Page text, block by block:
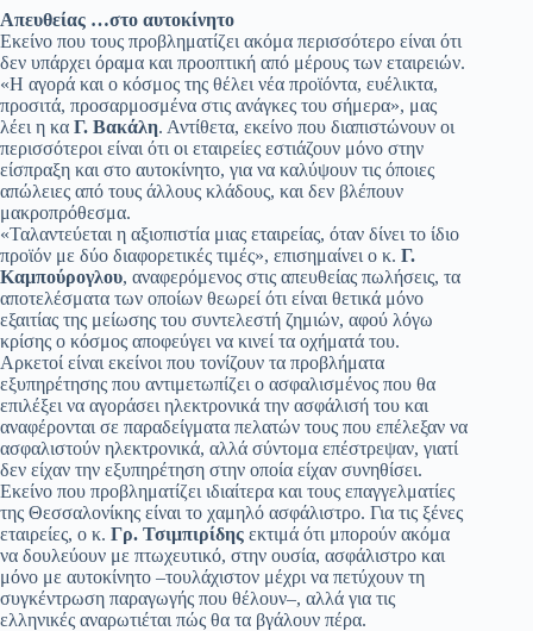
Απευθείας …στο αυτοκίνητο
Εκείνο που τους προβληματίζει ακόμα περισσότερο είναι ότι
δεν υπάρχει όραμα και προοπτική από μέρους των εταιρειών.
«Η αγορά και ο κόσμος της θέλει νέα προϊόντα, ευέλικτα,
προσιτά, προσαρμοσμένα στις ανάγκες του σήμερα», μας
λέει η κα Γ. Βακάλη. Αντίθετα, εκείνο που διαπιστώνουν οι
περισσότεροι είναι ότι οι εταιρείες εστιάζουν μόνο στην
είσπραξη και στο αυτοκίνητο, για να καλύψουν τις όποιες
απώλειες από τους άλλους κλάδους, και δεν βλέπουν
μακροπρόθεσμα.
«Ταλαντεύεται η αξιοπιστία μιας εταιρείας, όταν δίνει το ίδιο
προϊόν με δύο διαφορετικές τιμές», επισημαίνει ο κ. Γ.
Καμπούρογλου, αναφερόμενος στις απευθείας πωλήσεις, τα
αποτελέσματα των οποίων θεωρεί ότι είναι θετικά μόνο
εξαιτίας της μείωσης του συντελεστή ζημιών, αφού λόγω
κρίσης ο κόσμος αποφεύγει να κινεί τα οχήματά του.
Αρκετοί είναι εκείνοι που τονίζουν τα προβλήματα
εξυπηρέτησης που αντιμετωπίζει ο ασφαλισμένος που θα
επιλέξει να αγοράσει ηλεκτρονικά την ασφάλισή του και
αναφέρονται σε παραδείγματα πελατών τους που επέλεξαν να
ασφαλιστούν ηλεκτρονικά, αλλά σύντομα επέστρεψαν, γιατί
δεν είχαν την εξυπηρέτηση στην οποία είχαν συνηθίσει.
Εκείνο που προβληματίζει ιδιαίτερα και τους επαγγελματίες
της Θεσσαλονίκης είναι το χαμηλό ασφάλιστρο. Για τις ξένες
εταιρείες, ο κ. Γρ. Τσιμπιρίδης εκτιμά ότι μπορούν ακόμα
να δουλεύουν με πτωχευτικό, στην ουσία, ασφάλιστρο και
μόνο με αυτοκίνητο –τουλάχιστον μέχρι να πετύχουν τη
συγκέντρωση παραγωγής που θέλουν–, αλλά για τις
ελληνικές αναρωτιέται πώς θα τα βγάλουν πέρα.